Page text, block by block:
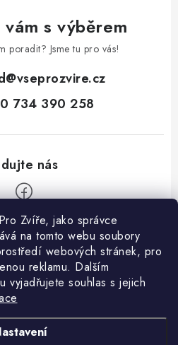
Zvíře, jako správce
na tomto webu soubory
webových stránek, pro
reklamu. Dalším
vyjadřujete souhlas s jejich
vám s výběrem
poradit? Jsme tu pro vás!
@vseprozvire.cz
734 390 258
recenze